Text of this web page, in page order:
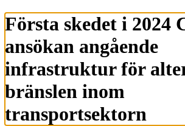
Första skedet i 2024
ansökan angående
infrastruktur för
bränslen inom
transportsektorn